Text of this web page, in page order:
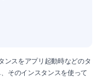
ンスをアプリ起動時などのタ
そのインスタンスを使って